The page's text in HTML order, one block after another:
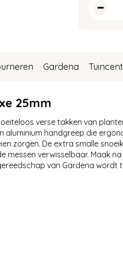
Gardena
25mm
verse takken van
handgreep die
zorgen. De extra smalle
messen verwisselbaar. Maak
van Gardena wordt